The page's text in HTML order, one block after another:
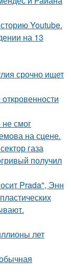
Youtube.
на 13
срочно ищет
смог
на сцене.
газа
получил
Prada", Энн
лет